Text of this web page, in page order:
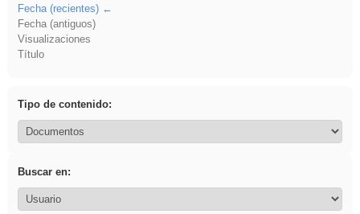
Fecha (recientes)
Fecha (antiguos)
Visualizaciones
Título
Tipo de contenido:
Buscar en: